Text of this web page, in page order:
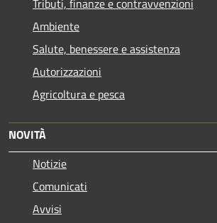
Tributi, finanze e contravvenzioni
Ambiente
Salute, benessere e assistenza
Autorizzazioni
Agricoltura e pesca
NOVITÀ
Notizie
Comunicati
Avvisi